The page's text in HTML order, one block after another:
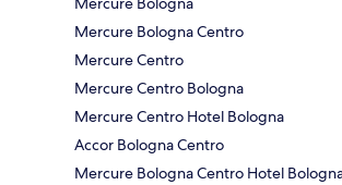
Mercure Bologna Centro
Mercure Centro
Mercure Centro Bologna
Mercure Centro Hotel Bologna
Accor Bologna Centro
Mercure Bologna Centro Hotel